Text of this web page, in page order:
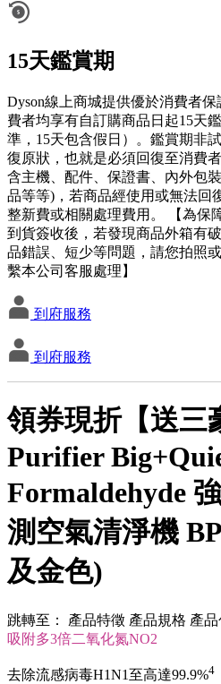
15天鑑賞期
Dyson線上商城提供優於消費者
費者均享有自訂購商品日起15天
準，15天包含假日）。鑑賞期非
復原狀，也就是必須回復至消費
含主機、配件、保證書、內外包
品等等)，若商品經使用或無法回
整新費或相關處理費用。 【為保
到貨簽收後，若發現商品外箱有
品錯誤、短少等問題，請您拍照
繫本公司客服處理】
到府服務
到府服務
領券現折【送三
Purifier
Formaldehyde
測空氣清淨機
及金色)
跳轉至： 產品特徵 產品規格 產
吸附多3倍二氧化氮NO2
去除流感病毒H1N1至高達99.9%4